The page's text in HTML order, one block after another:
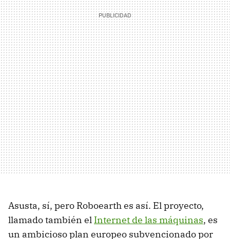
Asusta, sí, pero Roboearth es así. El proyecto,
llamado también el Internet de las máquinas, es
un ambicioso plan europeo subvencionado por